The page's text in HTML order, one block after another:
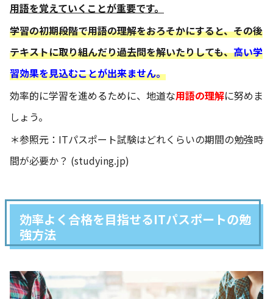
用語を覚えていくことが重要です。
学習の初期段階で用語の理解をおろそかにすると、その後
テキストに取り組んだり過去問を解いたりしても、高い学
習効果を見込むことが出来ません。
効率的に学習を進めるために、地道な用語の理解に努めま
しょう。
＊参照元： ITパスポート試験はどれくらいの期間の勉強時
間が必要か？ (studying.jp)
効率よく合格を目指せるITパスポートの勉
強方法